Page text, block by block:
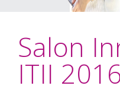
Salon
ITII